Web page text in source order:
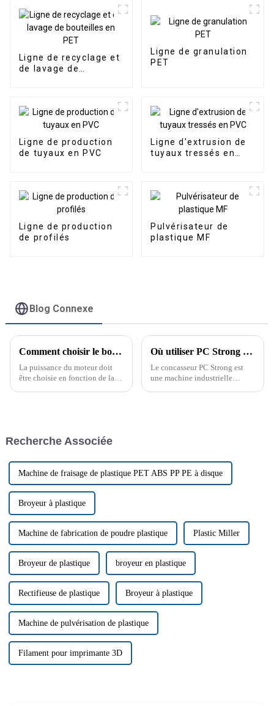
Ligne de recyclage et
de lavage de
Ligne de granulation
PET
Ligne de production
de tuyaux en PVC
Ligne d'extrusion de
tuyaux tressés en
Ligne de production
de profilés
Pulvérisateur de
plastique MF
Blog Connexe
Comment choisir le bon moteur
La puissance du moteur doit
être choisie en fonction de la
points suivants doivent être
Où utiliser PC Strong Crusher ? Guide complet
Le concasseur PC Strong est
une machine industrielle
Recherche Associée
Machine de fraisage de plastique PET ABS PP PE à disque
Broyeur à plastique
Machine de fabrication de poudre plastique Plastic Miller
Broyeur de plastique broyeur en plastique
Rectifieuse de plastique Broyeur à plastique
Machine de pulvérisation de plastique
Filament pour imprimante 3D